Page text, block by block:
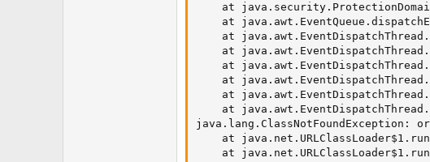
at
at
at
at
at
at
at
at
java.lang.ClassNotFoundException:
at
at